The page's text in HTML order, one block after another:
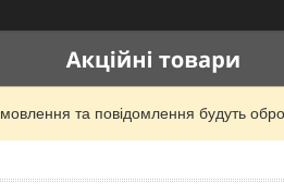
та повідомлення будуть